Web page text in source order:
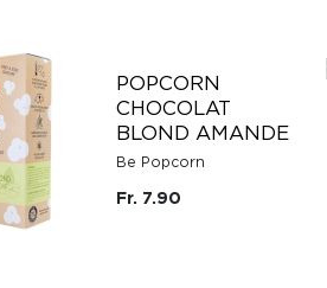
POPCORN
CHOCOLAT
BLOND AMANDE
Be Popcorn
Fr. 7.90